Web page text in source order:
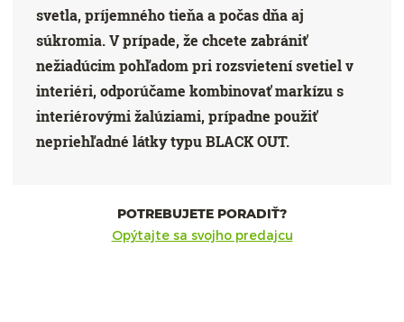
svetla, príjemného tieňa a počas dňa aj
súkromia. V prípade, že chcete zabrániť
nežiadúcim pohľadom pri rozsvietení svetiel v
interiéri, odporúčame kombinovať markízu s
interiérovými žalúziami, prípadne použiť
nepriehľadné látky typu BLACK OUT.
POTREBUJETE PORADIŤ?
Opýtajte sa svojho predajcu